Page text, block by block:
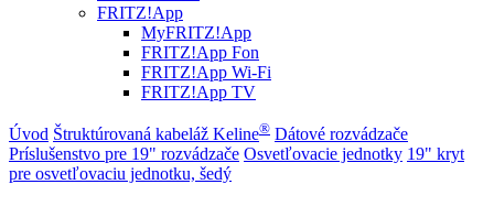
FRITZ!App
MyFRITZ!App
FRITZ!App Fon
FRITZ!App Wi-Fi
FRITZ!App TV
Úvod Štruktúrovaná kabeláž Keline® Dátové rozvádzače
Príslušenstvo pre 19" rozvádzače Osvetľovacie jednotky 19" kryt
pre osvetľovaciu jednotku, šedý